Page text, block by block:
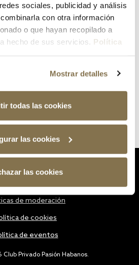
sociales, publicidad y análisis
con otra información
o que hayan recopilado a
hecho de sus servicios. Política
Mostrar detalles
todas las cookies
las cookies
las cookies
Club Privado Pasión Habanos.
de moderación
de cookies
de eventos